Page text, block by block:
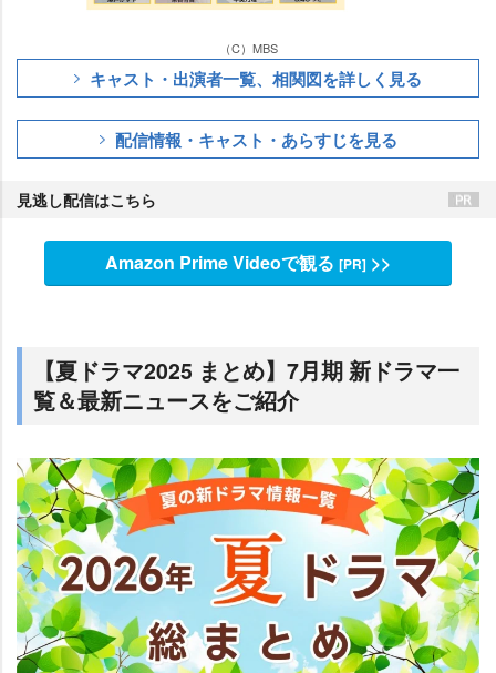
（C）MBS
キャスト・出演者一覧、相関図を詳しく見る
配信情報・キャスト・あらすじを見る
見逃し配信はこちら
Amazon Prime Videoで観る [PR] >>
【夏ドラマ2025 まとめ】7月期 新ドラマ一
覧＆最新ニュースをご紹介